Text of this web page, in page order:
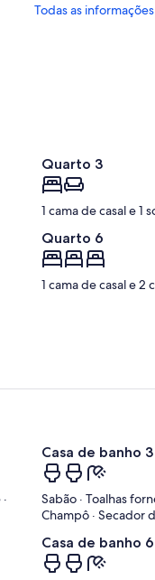
Aeroporto
Todas as
Quarto 3
1 cama de casal e 1
Quarto 6
1 cama de casal e 2
Casa de banho 3
Sabão · Toalhas
Champô · Secador
Casa de banho 6